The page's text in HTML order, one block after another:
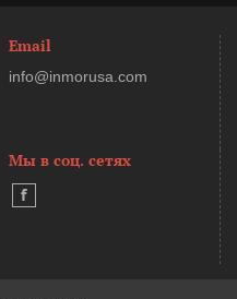
Email
info@inmorusa.com
Мы в соц. сетях